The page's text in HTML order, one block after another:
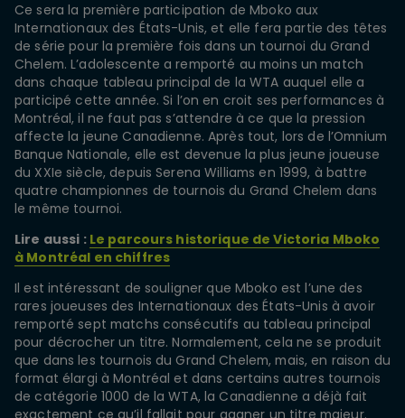
Ce sera la première participation de Mboko aux
Internationaux des États-Unis, et elle fera partie des têtes
de série pour la première fois dans un tournoi du Grand
Chelem. L’adolescente a remporté au moins un match
dans chaque tableau principal de la WTA auquel elle a
participé cette année. Si l’on en croit ses performances à
Montréal, il ne faut pas s’attendre à ce que la pression
affecte la jeune Canadienne. Après tout, lors de l’Omnium
Banque Nationale, elle est devenue la plus jeune joueuse
du XXIe siècle, depuis Serena Williams en 1999, à battre
quatre championnes de tournois du Grand Chelem dans
le même tournoi.
Lire aussi : Le parcours historique de Victoria Mboko
à Montréal en chiffres
Il est intéressant de souligner que Mboko est l’une des
rares joueuses des Internationaux des États-Unis à avoir
remporté sept matchs consécutifs au tableau principal
pour décrocher un titre. Normalement, cela ne se produit
que dans les tournois du Grand Chelem, mais, en raison du
format élargi à Montréal et dans certains autres tournois
de catégorie 1000 de la WTA, la Canadienne a déjà fait